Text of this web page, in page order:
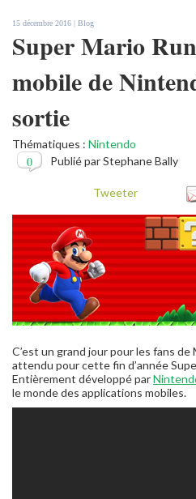
15 décembre 2016 | Blog
Super Mario
mobile de
sortie
Thématiques : Nintendo
Publié par Stephane Bally
0
Tweeter
C’est un grand jour pour les fans de
attendu pour cette fin d’année
Entièrement développé par
le monde des applications mobiles.